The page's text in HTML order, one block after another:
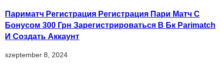
Париматч Регистрация Регистрация Пари Матч С
Бонусом 300 Грн Зарегистрироваться В Бк Parimatch
И Создать Аккаунт
szeptember 8, 2024